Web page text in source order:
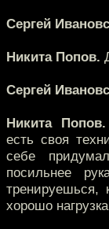
Сергей
Никита Попов.
Сергей
Никита Попов.
есть своя
себе
посильнее
хорошо